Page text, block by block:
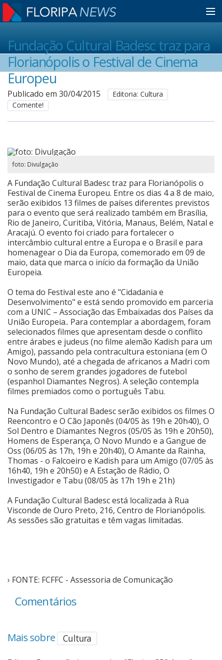
Home
Notícias
Colunistas
Anuncie
Cinema
Agenda Cultural
Anuncie
Fale Conosco
Fundação Cultural Badesc traz para
Florianópolis o Festival de Cinema
Europeu
Publicado em 30/04/2015
Editoria: Cultura
Comente!
foto: Divulgação
A Fundação Cultural Badesc traz para Florianópolis o
Festival de Cinema Europeu. Entre os dias 4 a 8 de maio,
serão exibidos 13 filmes de países diferentes previstos
para o evento que será realizado também em Brasília,
Rio de Janeiro, Curitiba, Vitória, Manaus, Belém, Natal e
Aracajú. O evento foi criado para fortalecer o
intercâmbio cultural entre a Europa e o Brasil e para
homenagear o Dia da Europa, comemorado em 09 de
maio, data que marca o início da formação da União
Europeia.
O tema do Festival este ano é "Cidadania e
Desenvolvimento" e está sendo promovido em parceria
com a UNIC – Associação das Embaixadas dos Países da
União Europeia.. Para contemplar a abordagem, foram
selecionados filmes que apresentam desde o conflito
entre árabes e judeus (no filme alemão Kadish para um
Amigo), passando pela contracultura estoniana (em O
Novo Mundo), até a chegada de africanos a Madri com
o sonho de serem grandes jogadores de futebol
(espanhol Diamantes Negros). A seleção contempla
filmes premiados como o português Tabu.
Na Fundação Cultural Badesc serão exibidos os filmes O
Reencontro e O Cão Japonês (04/05 às 19h e 20h40), O
Sol Dentro e Diamantes Negros (05/05 às 19h e 20h50),
Homens de Esperança, O Novo Mundo e a Gangue de
Oss (06/05 às 17h, 19h e 20h40), O Amante da Rainha,
Thomas - o Falcoeiro e Kadish para um Amigo (07/05 às
16h40, 19h e 20h50) e A Estação de Rádio, O
Investigador e Tabu (08/05 às 17h 19h e 21h)
A Fundação Cultural Badesc está localizada à Rua
Visconde de Ouro Preto, 216, Centro de Florianópolis.
As sessões são gratuitas e têm vagas limitadas.
› FONTE: FCFFC - Assessoria de Comunicação
Comentários
Mais sobre Cultura